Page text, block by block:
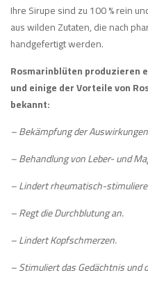
Ihre Sirupe sind zu 100 % rein
aus wilden Zutaten, die nach
handgefertigt werden.
Rosmarinblüten produzieren
und einige der Vorteile von
bekannt:
– Bekämpfung der
– Behandlung von Leber- und
– Lindert rheumatisch-
– Regt die Durchblutung an.
– Lindert Kopfschmerzen.
– Stimuliert das Gedächtnis und